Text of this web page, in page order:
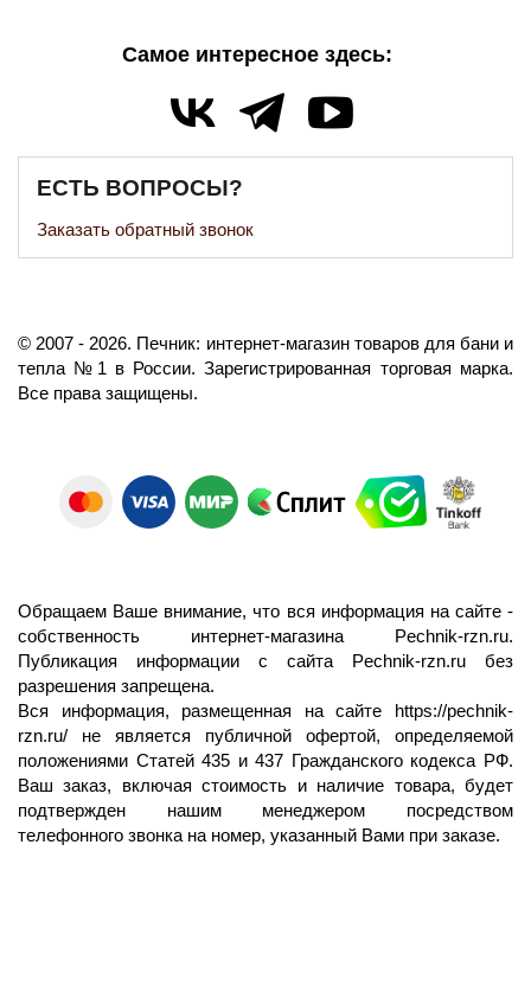
Самое интересное здесь:
ЕСТЬ ВОПРОСЫ?
Заказать обратный звонок
©️ 2007 - 2026. Печник: интернет-магазин товаров для бани и
тепла №1 в России. Зарегистрированная торговая марка.
Все права защищены.
Обращаем Ваше внимание, что вся информация на сайте -
собственность интернет-магазина Pechnik-rzn.ru.
Публикация информации с сайта Pechnik-rzn.ru без
разрешения запрещена.
Вся информация, размещенная на сайте https://pechnik-
rzn.ru/ не является публичной офертой, определяемой
положениями Статей 435 и 437 Гражданского кодекса РФ.
Ваш заказ, включая стоимость и наличие товара, будет
подтвержден нашим менеджером посредством
телефонного звонка на номер, указанный Вами при заказе.